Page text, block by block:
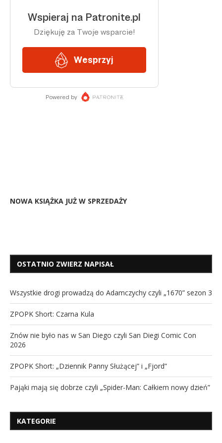
NOWA KSIĄŻKA JUŻ W SPRZEDAŻY
OSTATNIO ZWIERZ NAPISAŁ
Wszystkie drogi prowadzą do Adamczychy czyli „1670” sezon 3
ZPOPK Short: Czarna Kula
Znów nie było nas w San Diego czyli San Diegi Comic Con
2026
ZPOPK Short: „Dziennik Panny Służącej” i „Fjord”
Pająki mają się dobrze czyli „Spider-Man: Całkiem nowy dzień”
KATEGORIE